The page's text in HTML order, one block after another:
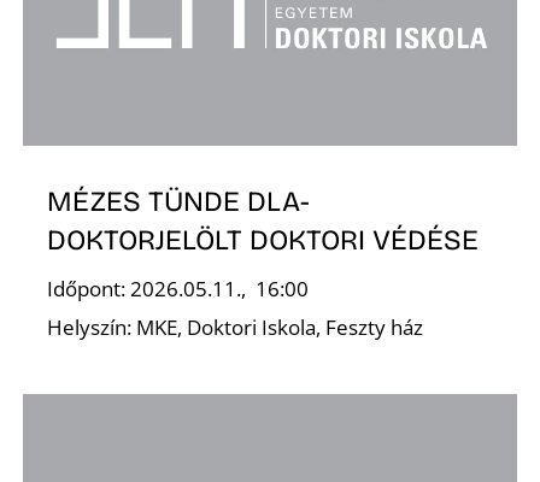
MÉZES TÜNDE DLA-
DOKTORJELÖLT DOKTORI VÉDÉSE
Időpont: 2026.05.11., 16:00
Helyszín: MKE, Doktori Iskola, Feszty ház